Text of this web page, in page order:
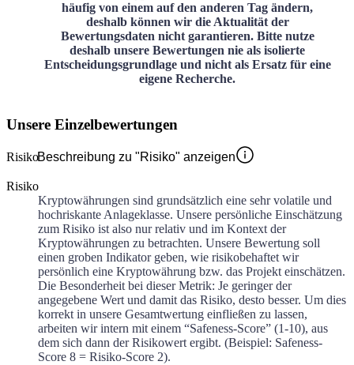
häufig von einem auf den anderen Tag ändern,
deshalb können wir die Aktualität der
Bewertungsdaten nicht garantieren. Bitte nutze
deshalb unsere Bewertungen nie als isolierte
Entscheidungsgrundlage und nicht als Ersatz für eine
eigene Recherche.
Unsere Einzelbewertungen
RisikoBeschreibung zu "Risiko" anzeigen
Risiko
Kryptowährungen sind grundsätzlich eine sehr volatile und
hochriskante Anlageklasse. Unsere persönliche Einschätzung
zum Risiko ist also nur relativ und im Kontext der
Kryptowährungen zu betrachten. Unsere Bewertung soll
einen groben Indikator geben, wie risikobehaftet wir
persönlich eine Kryptowährung bzw. das Projekt einschätzen.
Die Besonderheit bei dieser Metrik: Je geringer der
angegebene Wert und damit das Risiko, desto besser. Um dies
korrekt in unsere Gesamtwertung einfließen zu lassen,
arbeiten wir intern mit einem “Safeness-Score” (1-10), aus
dem sich dann der Risikowert ergibt. (Beispiel: Safeness-
Score 8 = Risiko-Score 2).